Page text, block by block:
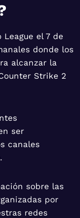
el 7 de
donde los
alcanzar la
Strike 2
ser
canales
sobre las
por
redes